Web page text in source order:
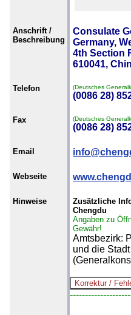
Anschrift /
Beschreibung
Consulate
Germany,
4th Section
610041,
Telefon (Deutsches
(0086 28)
Fax (Deutsches
(0086 28)
Email
Webseite
Hinweise
Zusätzliche
Chengdu
Angaben zu
Gewähr!
Amtsbezirk:
und die